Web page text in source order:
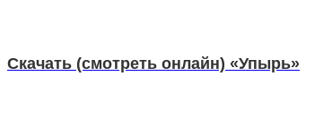
Скачать (смотреть онлайн) «Упырь»